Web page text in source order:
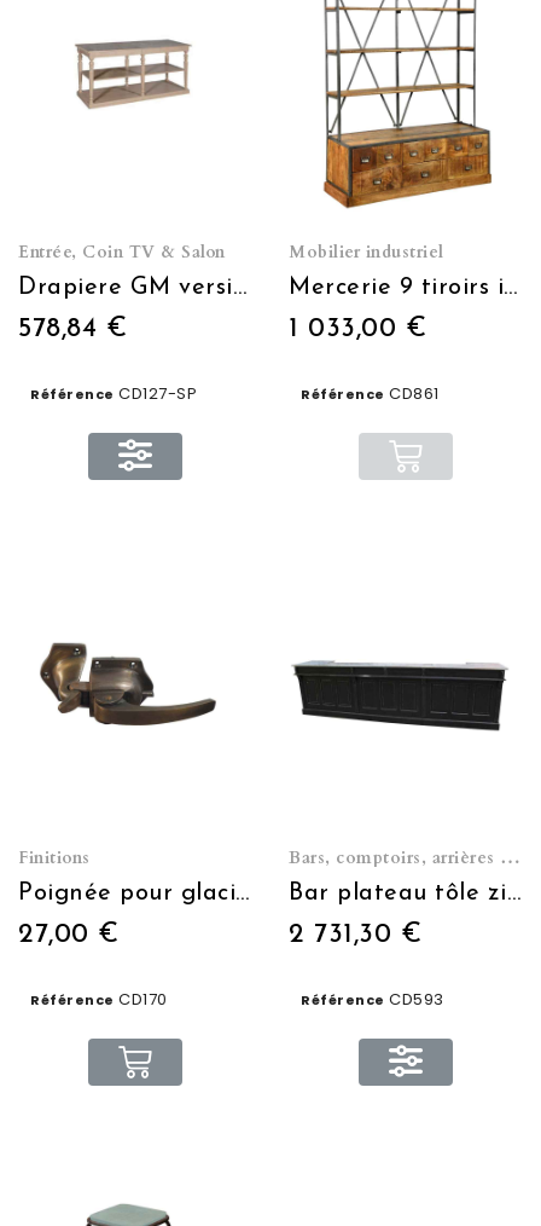
Entrée, Coin TV & Salon
Drapiere GM version étroite
578,84 €
Référence CD127-SP
Mobilier industriel
Mercerie 9 tiroirs indus + 4 étagères
1 033,00 €
Référence CD861
Finitions
Poignée pour glacière posée
27,00 €
Référence CD170
Bars, comptoirs, arrières de bar et caves à vin
Bar plateau tôle zinguée 400x110x66
2 731,30 €
Référence CD593